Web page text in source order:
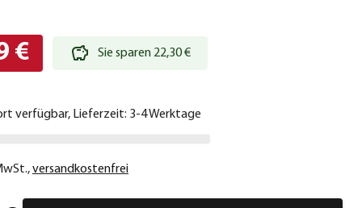
€ Sie sparen 22,30 €
verfügbar, Lieferzeit: 3-4 Werktage
,versandkostenfrei